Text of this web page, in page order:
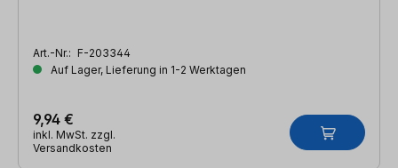
Art.-Nr.: F-203344
Auf Lager, Lieferung in 1-2 Werktagen
9,94 €
inkl. MwSt. zzgl.
Versandkosten